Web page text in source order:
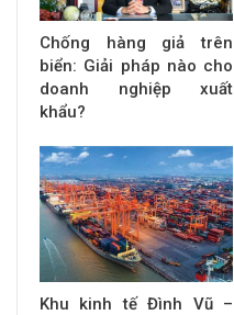
Chống hàng giả trên
biển: Giải pháp nào cho
doanh nghiệp xuất
khẩu?
Khu kinh tế Đình Vũ –